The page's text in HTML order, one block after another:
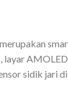
sidik jari